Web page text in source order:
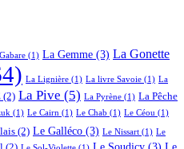
(1) La Gemme (3) La Gonette
La Lignière (1) La livre Savoie (1) La
(2) La Pive (5) La Pyrène (1) La Pêche
(1) Le Cairn (1) Le Chab (1) Le Céou (1)
(2) Le Galléco (3) Le Nissart (1) Le